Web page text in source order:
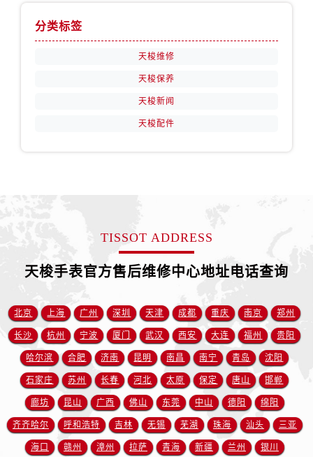
天津市和平区赤峰道136号天津国际金融中心26层2603室售后服务中心（需提前预约）
安徽省阜阳市颍州区颍州北路售后服务中心（需提前预约）
安徽省淮南市田家庵区国庆中路售后服务中心（需提前预约）
安徽省黄山市屯溪区黄山西路售后服务中心（需提前预约）
安徽省六安市金安区解放中路售后服务中心（需提前预约）
安徽省马鞍山市雨山区湖南西路售后服务中心（需提前预约）
安徽省宿州市埇桥区人民中路售后服务中心（需提前预约）
安徽省铜陵市铜官区石城大道售后服务中心（需提前预约）
安徽省芜湖市镜湖区中山路步行街售后服务中心（需提前预约）
安徽省宣城市宣州区叠嶂西路售后服务中心（需提前预约）
分类标签
天梭维修
天梭保养
天梭新闻
天梭配件
TISSOT ADDRESS
天梭手表官方售后维修中心地址电话查询
北京 上海 广州 深圳 天津 成都 重庆 南京 郑州
长沙 杭州 宁波 厦门 武汉 西安 大连 福州 贵阳
哈尔滨 合肥 济南 昆明 南昌 南宁 青岛 沈阳
石家庄 苏州 长春 河北 太原 保定 唐山 邯郸
廊坊 昆山 广西 佛山 东莞 中山 德阳 绵阳
齐齐哈尔 呼和浩特 吉林 无锡 芜湖 珠海 汕头 三亚
海口 赣州 漳州 拉萨 青海 新疆 兰州 银川